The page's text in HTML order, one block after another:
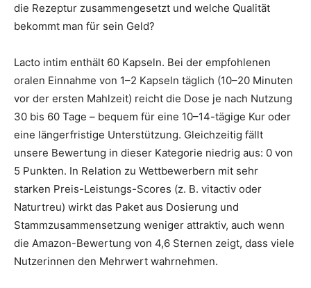
die Rezeptur zusammengesetzt und welche Qualität
bekommt man für sein Geld?
Lacto intim enthält 60 Kapseln. Bei der empfohlenen
oralen Einnahme von 1–2 Kapseln täglich (10–20 Minuten
vor der ersten Mahlzeit) reicht die Dose je nach Nutzung
30 bis 60 Tage – bequem für eine 10–14-tägige Kur oder
eine längerfristige Unterstützung. Gleichzeitig fällt
unsere Bewertung in dieser Kategorie niedrig aus: 0 von
5 Punkten. In Relation zu Wettbewerbern mit sehr
starken Preis-Leistungs-Scores (z. B. vitactiv oder
Naturtreu) wirkt das Paket aus Dosierung und
Stammzusammensetzung weniger attraktiv, auch wenn
die Amazon-Bewertung von 4,6 Sternen zeigt, dass viele
Nutzerinnen den Mehrwert wahrnehmen.